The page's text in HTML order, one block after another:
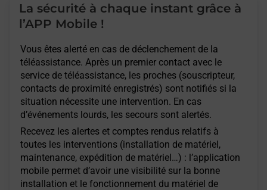
La sécurité à chaque instant grâce à
l’APP Mobile !
Vous êtes alerté en cas de déclenchement de la
téléassistance. Après un premier contact avec le
service de téléassistance, les proches (souscripteur,
contacts de proximité enregistrés) sont notifiés si la
situation nécessite une intervention. En cas
d’événements lourds, les secours sont alertés.
Recevez les alertes et comptes rendus relatifs à
toutes les interventions (installation de matériel,
maintenance, expédition de matériel…) : l’application
mobile permet d’avoir une visibilité sur la bonne
installation et le fonctionnement du matériel de